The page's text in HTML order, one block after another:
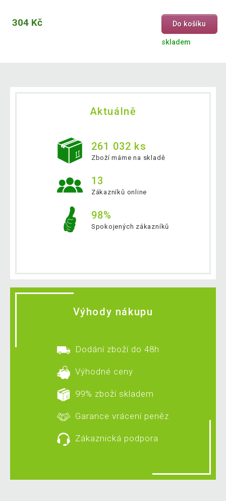
304 Kč Do košíku
skladem
Aktuálně
261 032 ks
Zboží máme na skladě
13
Zákazníků online
98%
Spokojených zákazníků
Výhody nákupu
Dodání zboží do 48h
Výhodné ceny
99% zboží skladem
Garance vrácení peněz
Zákaznická podpora